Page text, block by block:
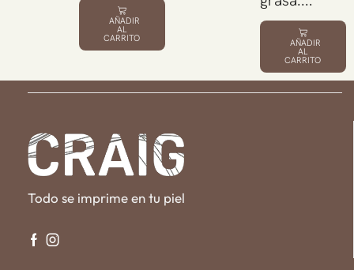
AÑADIR
AL
CARRITO AÑADIR
AL
CARRITO
Todo se imprime en tu piel